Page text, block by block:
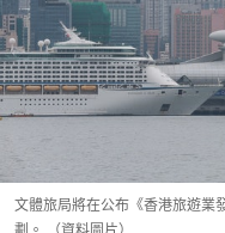
文體旅局將在公布《香港旅遊業